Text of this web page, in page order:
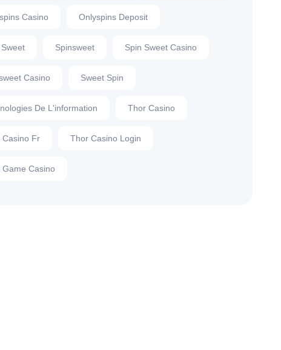
Casino Onlyspins Deposit
Spinsweet Spin Sweet Casino
Casino Sweet Spin
De L'information Thor Casino
Casino Fr Thor Casino Login
Game Casino